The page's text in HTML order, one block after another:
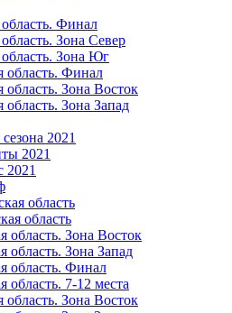
Финал
Зона Север
Зона Юг
область. Финал
область. Зона Восток
область. Зона Запад
2021
2021
2021
область
область
область. Зона Восток
область. Зона Запад
область. Финал
область. 7-12 места
область. Зона Восток